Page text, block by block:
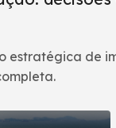
estratégica de